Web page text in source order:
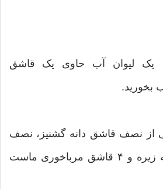
یک لیوان آب حاوی یک قاشق
بخورید.
از نصف قاشق دانه گشنیز، نصف
قاشق مرباخوری دانه زیره و ۴ قاشق مرباخوری ماست